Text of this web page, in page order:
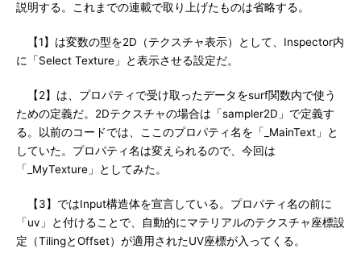
説明する。これまでの連載で取り上げたものは省略する。
【1】は変数の型を2D（テクスチャ表示）として、Inspector内
に「Select Texture」と表示させる設定だ。
【2】は、プロパティで受け取ったデータをsurf関数内で使う
ための定義だ。2Dテクスチャの場合は「sampler2D」で定義す
る。以前のコードでは、ここのプロパティ名を「_MainText」と
していた。プロパティ名は変えられるので、今回は
「_MyTexture」としてみた。
【3】ではInput構造体を宣言している。プロパティ名の前に
「uv」と付けることで、自動的にマテリアルのテクスチャ座標設
定（TilingとOffset）が適用されたUV座標が入ってくる。